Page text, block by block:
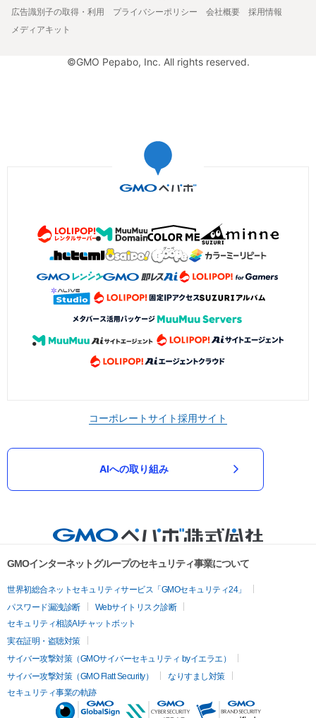
広告識別子の取得・利用
プライバシーポリシー 会社概要
採用情報
メディアキット
©GMO Pepabo, Inc. All rights reserved.
コーポレートサイト採用サイト
AIへの取り組み
GMOインターネットグループのセキュリティ事業について
世界初総合ネットセキュリティサービス「GMOセキュリティ24」
パスワード漏洩診断
Webサイトリスク診断
セキュリティ相談AIチャットボット
実在証明・盗聴対策
サイバー攻撃対策（GMOサイバーセキュリティ byイエラエ）
サイバー攻撃対策（GMO Flatt Security）
なりすまし対策
セキュリティ事業の軌跡